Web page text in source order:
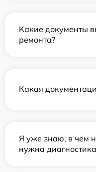
Какие документы
ремонта?
Какая
Я уже знаю, в чем
нужна